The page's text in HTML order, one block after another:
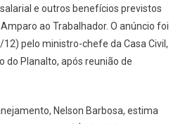
Centrais
Sindicais,
Dilma
Começa
Pelo
e outros benefícios previstos
ao Trabalhador. O anúncio foi
pelo ministro-chefe da Casa Civil,
do Planalto, após reunião de
Nelson Barbosa, estima